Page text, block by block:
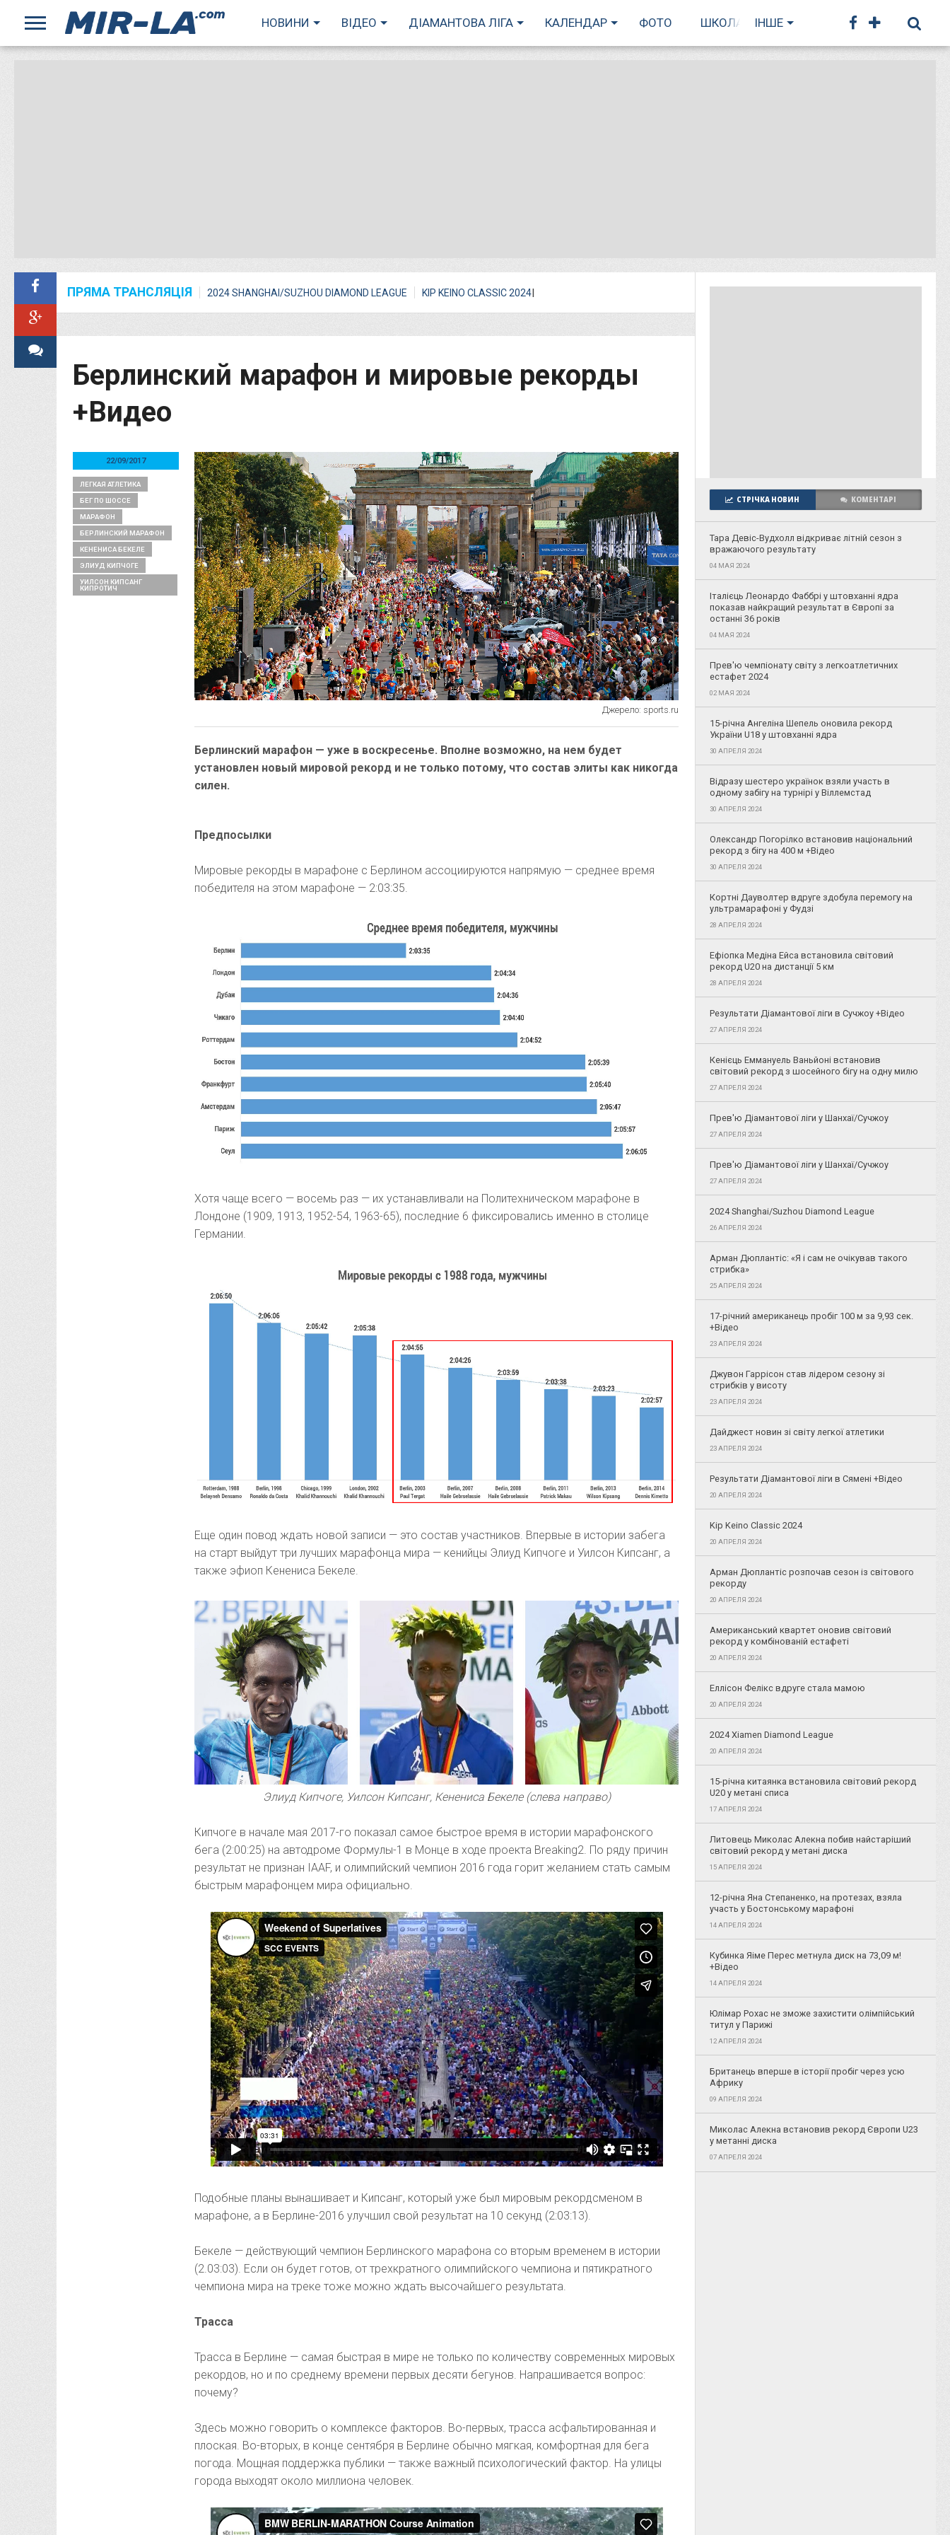
НОВИНИ ВІДЕО ДІАМАНТОВА ЛІГА КАЛЕНДАР ФОТО ШКОЛА БІГУ
ІНШЕ
ПРЯМА ТРАНСЛЯЦІЯ 2024 SHANGHAI/SUZHOU DIAMOND LEAGUE I
KIP KEINO CLASSIC 2024
Берлинский марафон и мировые рекорды
+Видео
Джерело: sports.ru
Берлинский марафон — уже в воскресенье. Вполне возможно, на нем будет
установлен новый мировой рекорд и не только потому, что состав элиты как никогда
силен.
Предпосылки
Мировые рекорды в марафоне с Берлином ассоциируются напрямую — среднее время
победителя на этом марафоне — 2:03:35.
Хотя чаще всего — восемь раз — их устанавливали на Политехническом марафоне в
Лондоне (1909, 1913, 1952-54, 1963-65), последние 6 фиксировались именно в столице
Германии.
Еще один повод ждать новой записи — это состав участников. Впервые в истории забега
на старт выйдут три лучших марафонца мира — кенийцы Элиуд Кипчоге и Уилсон Кипсанг, а
также эфиоп Кенениса Бекеле.
Элиуд Кипчоге, Уилсон Кипсанг, Кенениса Бекеле (слева направо)
Кипчоге в начале мая 2017-го показал самое быстрое время в истории марафонского
бега (2:00:25) на автодроме Формулы-1 в Монце в ходе проекта Breaking2. По ряду причин
результат не признан IAAF, и олимпийский чемпион 2016 года горит желанием стать самым
быстрым марафонцем мира официально.
Подобные планы вынашивает и Кипсанг, который уже был мировым рекордсменом в
марафоне, а в Берлине-2016 улучшил свой результат на 10 секунд (2:03:13).
Бекеле — действующий чемпион Берлинского марафона со вторым временем в истории
(2.03:03). Если он будет готов, от трехкратного олимпийского чемпиона и пятикратного
чемпиона мира на треке тоже можно ждать высочайшего результата.
Трасса
Трасса в Берлине — самая быстрая в мире не только по количеству современных мировых
рекордов, но и по среднему времени первых десяти бегунов. Напрашивается вопрос:
почему?
Здесь можно говорить о комплексе факторов. Во-первых, трасса асфальтированная и
плоская. Во-вторых, в конце сентября в Берлине обычно мягкая, комфортная для бега
погода. Мощная поддержка публики — также важный психологический фактор. На улицы
города выходят около миллиона человек.
22/09/2017
ЛЕГКАЯ АТЛЕТИКА
БЕГ ПО ШОССЕ
МАРАФОН
БЕРЛИНСКИЙ МАРАФОН
КЕНЕНИСА БЕКЕЛЕ
ЭЛИУД КИПЧОГЕ
УИЛСОН КИПСАНГ
КИПРОТИЧ
СТРІЧКА НОВИН КОМЕНТАРІ
Тара Девіс-Вудхолл відкриває літній сезон з
вражаючого результату
04 МАЯ 2024
Італієць Леонардо Фаббрі у штовханні ядра
показав найкращий результат в Європі за
останні 36 років
04 МАЯ 2024
Прев'ю чемпіонату світу з легкоатлетичних
естафет 2024
02 МАЯ 2024
15-річна Ангеліна Шепель оновила рекорд
України U18 у штовханні ядра
30 АПРЕЛЯ 2024
Відразу шестеро українок взяли участь в
одному забігу на турнірі у Віллемстад
30 АПРЕЛЯ 2024
Олександр Погорілко встановив національний
рекорд з бігу на 400 м +Відео
30 АПРЕЛЯ 2024
Кортні Дауволтер вдруге здобула перемогу на
ультрамарафоні у Фудзі
28 АПРЕЛЯ 2024
Ефіопка Медіна Ейса встановила світовий
рекорд U20 на дистанції 5 км
28 АПРЕЛЯ 2024
Результати Діамантової ліги в Сучжоу +Відео
27 АПРЕЛЯ 2024
Кенієць Еммануель Ваньйоні встановив
світовий рекорд з шосейного бігу на одну милю
27 АПРЕЛЯ 2024
Прев'ю Діамантової ліги у Шанхаї/Сучжоу
27 АПРЕЛЯ 2024
Прев'ю Діамантової ліги у Шанхаї/Сучжоу
27 АПРЕЛЯ 2024
2024 Shanghai/Suzhou Diamond League
26 АПРЕЛЯ 2024
Арман Дюплантіс: «Я і сам не очікував такого
стрибка»
25 АПРЕЛЯ 2024
17-річний американець пробіг 100 м за 9,93 сек.
+Відео
23 АПРЕЛЯ 2024
Джувон Гаррісон став лідером сезону зі
стрибків у висоту
23 АПРЕЛЯ 2024
Дайджест новин зі світу легкої атлетики
23 АПРЕЛЯ 2024
Результати Діамантової ліги в Сямені +Відео
20 АПРЕЛЯ 2024
Kip Keino Classic 2024
20 АПРЕЛЯ 2024
Арман Дюплантіс розпочав сезон із світового
рекорду
20 АПРЕЛЯ 2024
Американський квартет оновив світовий
рекорд у комбінованій естафеті
20 АПРЕЛЯ 2024
Еллісон Фелікс вдруге стала мамою
20 АПРЕЛЯ 2024
2024 Xiamen Diamond League
20 АПРЕЛЯ 2024
15-річна китаянка встановила світовий рекорд
U20 у метані списа
17 АПРЕЛЯ 2024
Литовець Миколас Алекна побив найстаріший
світовий рекорд у метані диска
15 АПРЕЛЯ 2024
12-річна Яна Степаненко, на протезах, взяла
участь у Бостонському марафоні
14 АПРЕЛЯ 2024
Кубинка Яіме Перес метнула диск на 73,09 м!
+Відео
14 АПРЕЛЯ 2024
Юлімар Рохас не зможе захистити олімпійський
титул у Парижі
12 АПРЕЛЯ 2024
Британець вперше в історії пробіг через усю
Африку
09 АПРЕЛЯ 2024
Миколас Алекна встановив рекорд Європи U23
у метанні диска
07 АПРЕЛЯ 2024